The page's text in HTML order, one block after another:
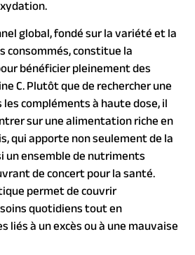
global, fondé sur la variété et la
consommés, constitue la
bénéficier pleinement des
C. Plutôt que de rechercher une
compléments à haute dose, il
sur une alimentation riche en
qui apporte non seulement de la
un ensemble de nutriments
de concert pour la santé.
permet de couvrir
quotidiens tout en
liés à un excès ou à une mauvaise